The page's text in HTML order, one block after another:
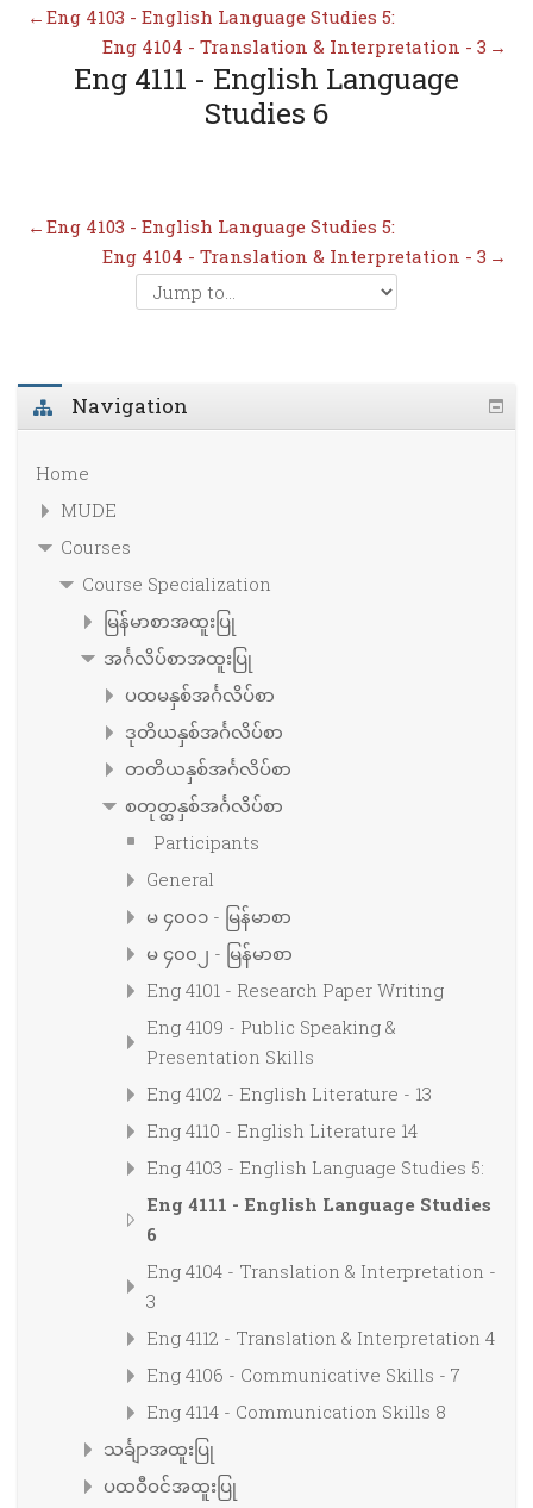
← Eng 4103 - English Language Studies 5:
Eng 4104 - Translation & Interpretation - 3 →
Eng 4111 - English Language
Studies 6
← Eng 4103 - English Language Studies 5:
Eng 4104 - Translation & Interpretation - 3 →
Navigation
Home
MUDE
Courses
Course Specialization
မြန်မာစာအထူးပြု
အင်္ဂလိပ်စာအထူးပြု
ပထမနှစ်အင်္ဂလိပ်စာ
ဒုတိယနှစ်အင်္ဂလိပ်စာ
တတိယနှစ်အင်္ဂလိပ်စာ
စတုတ္ထနှစ်အင်္ဂလိပ်စာ
Participants
General
မ ၄၀၀၁ - မြန်မာစာ
မ ၄၀၀၂ - မြန်မာစာ
Eng 4101 - Research Paper Writing
Eng 4109 - Public Speaking &
Presentation Skills
Eng 4102 - English Literature - 13
Eng 4110 - English Literature 14
Eng 4103 - English Language Studies 5:
Eng 4111 - English Language Studies
6
Eng 4104 - Translation & Interpretation -
3
Eng 4112 - Translation & Interpretation 4
Eng 4106 - Communicative Skills - 7
Eng 4114 - Communication Skills 8
သင်္ချာအထူးပြု
ပထဝီဝင်အထူးပြု